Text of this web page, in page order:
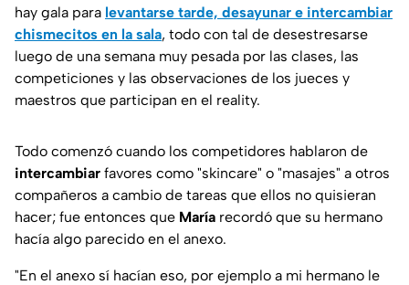
hay gala para levantarse tarde, desayunar e intercambiar
chismecitos en la sala, todo con tal de desestresarse
luego de una semana muy pesada por las clases, las
competiciones y las observaciones de los jueces y
maestros que participan en el reality.
Todo comenzó cuando los competidores hablaron de
intercambiar favores como "skincare" o "masajes" a otros
compañeros a cambio de tareas que ellos no quisieran
hacer; fue entonces que María recordó que su hermano
hacía algo parecido en el anexo.
"En el anexo sí hacían eso, por ejemplo a mi hermano le